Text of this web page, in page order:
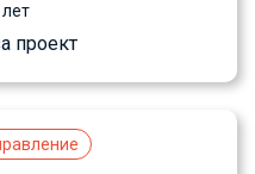
проект